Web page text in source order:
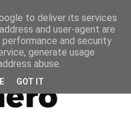
to deliver its services
and user-agent are
and security
generate usage
abuse.
GOT IT